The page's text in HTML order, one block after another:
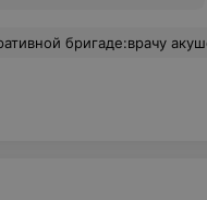
Игорь Олегович и мед сестре анестезист Марина Евгеньевна.спасибо вам за ваш труд, за вашу поддержку.желаю вам